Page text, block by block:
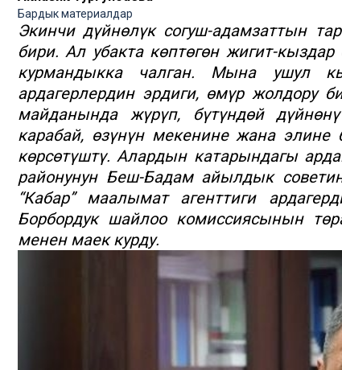
Бардык материалдар
Экинчи дүйнөлүк согуш-адамзаттын
бири. Ал убакта көптөгөн жигит-
курмандыкка чалган. Мына ушул
ардагерлердин эрдиги, өмүр жолдору
майданында жүрүп, бүтүндөй
карабай, өзүнүн мекенине жана элине
көрсөтүштү. Алардын катарындагы
районунун Беш-Бадам айылдык
“Кабар” маалымат агенттиги
Борбордук шайлоо комиссиясынын
менен маек курду.